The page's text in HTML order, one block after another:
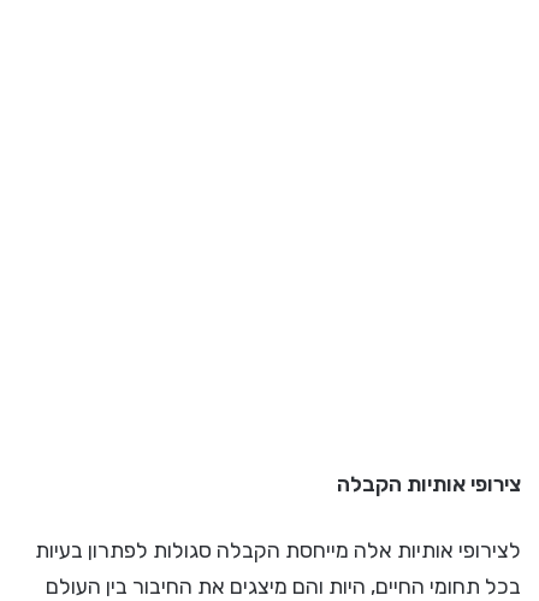
צירופי אותיות הקבלה
לצירופי אותיות אלה מייחסת הקבלה סגולות לפתרון בעיות
בכל תחומי החיים, היות והם מיצגים את החיבור בין העולם